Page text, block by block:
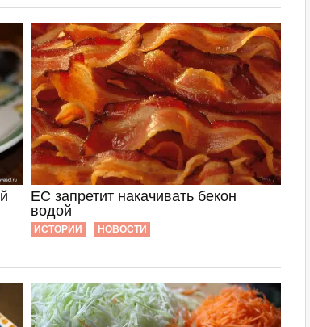
ЕС запретит накачивать бекон
водой
ИСТОРИИ НОВОСТИ